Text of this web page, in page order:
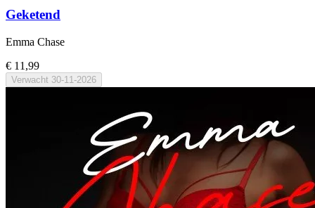
Geketend
Emma Chase
€ 11,99
Verwacht 30-11-2026